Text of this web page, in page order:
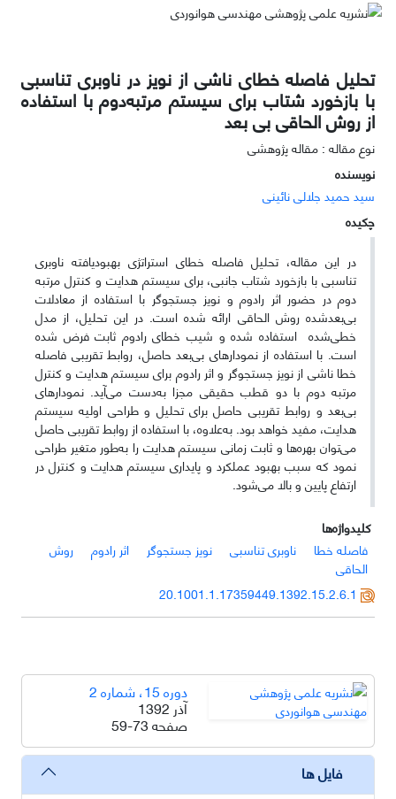
تحلیل فاصله خطای ناشی از نویز در ناوبری تناسبی
با بازخورد شتاب برای سیستم مرتبه‌دوم با استفاده
از روش الحاقی بی بعد
نوع مقاله : مقاله پژوهشی
نویسنده
سید حمید جلالی نائینی
چکیده
در این مقاله، تحلیل فاصله خطای استراتژی بهبودیافته ناوبری
تناسبی با بازخورد شتاب جانبی، برای سیستم هدایت و کنترل مرتبه
دوم در حضور اثر رادوم و نویز جستجوگر با استفاده از معادلات
بی‌بعدشده روش الحاقی ارائه شده است. در این تحلیل، از مدل
خطی‌شده استفاده شده و شیب خطای رادوم ثابت فرض شده
است. با استفاده از نمودارهای بی‌بعد حاصل، روابط تقریبی فاصله
خطا ناشی از نویز جستجوگر و اثر رادوم برای سیستم هدایت و کنترل
مرتبه ‌دوم با دو قطب حقیقی مجزا به‌دست می‌آید. نمودارهای
بی‌بعد و روابط تقریبی حاصل برای تحلیل و طراحی اولیه سیستم
هدایت، مفید خواهد بود. به‌علاوه، با استفاده از روابط تقریبی حاصل
می‌توان بهره‌ها و ثابت زمانی سیستم هدایت را به‌طور متغیر طراحی
نمود که سبب بهبود عملکرد و پایداری سیستم هدایت و کنترل در
ارتفاع پایین و بالا می‌شود.
کلیدواژه‌ها
فاصله خطا
ناوبری تناسبی نویز جستجوگر اثر رادوم
روش
الحاقی
20.1001.1.17359449.1392.15.2.6.1
دوره 15، شماره 2
آذر 1392
صفحه59-73
فایل ها